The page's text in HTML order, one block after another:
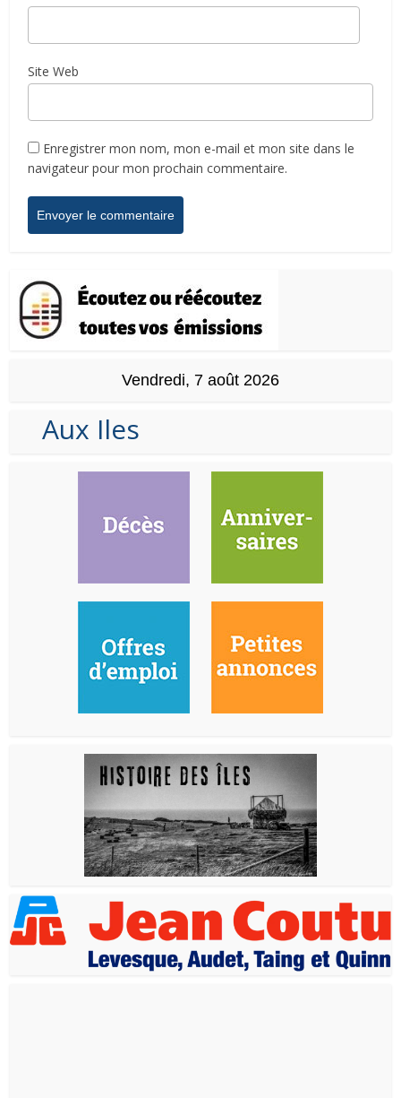
Site Web
Enregistrer mon nom, mon e-mail et mon site dans le
navigateur pour mon prochain commentaire.
Vendredi, 7 août 2026
Aux Iles